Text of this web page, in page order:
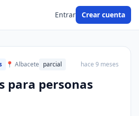
Entrar Crear cuenta
📍 Albacete parcial hace 9 meses
para personas